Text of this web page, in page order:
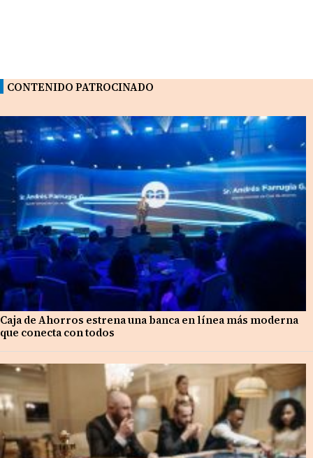
CONTENIDO PATROCINADO
Caja de Ahorros estrena una banca en línea más moderna
que conecta con todos